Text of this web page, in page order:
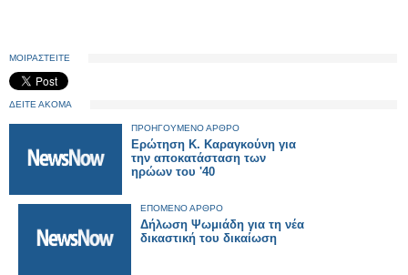
ΜΟΙΡΑΣΤΕΙΤΕ
ΔΕΙΤΕ ΑΚΟΜΑ
ΠΡΟΗΓΟΥΜΕΝΟ ΑΡΘΡΟ
Ερώτηση Κ. Καραγκούνη για
την αποκατάσταση των
ηρώων του '40
ΕΠΟΜΕΝΟ ΑΡΘΡΟ
Δήλωση Ψωμιάδη για τη νέα
δικαστική του δικαίωση